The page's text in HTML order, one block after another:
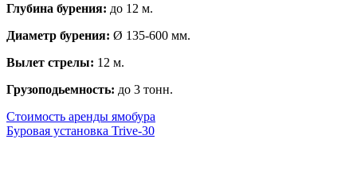
Глубина бурения: до 12 м.
Диаметр бурения: Ø 135-600 мм.
Вылет стрелы: 12 м.
Грузоподьемность: до 3 тонн.
Стоимость аренды ямобура
Буровая установка Trive-30